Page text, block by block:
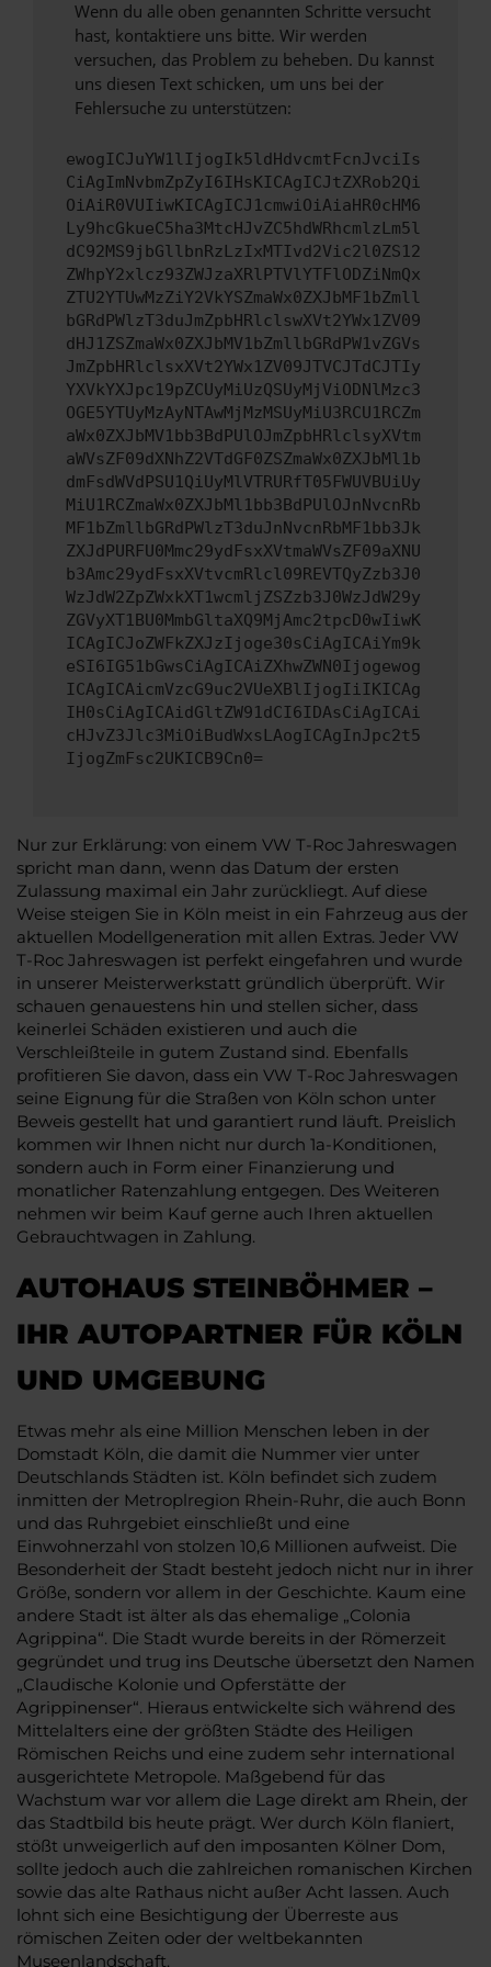
Wenn du alle oben genannten Schritte versucht
hast, kontaktiere uns bitte. Wir werden
versuchen, das Problem zu beheben. Du kannst
uns diesen Text schicken, um uns bei der
Fehlersuche zu unterstützen:
ewogICJuYW1lIjogIk5ldHdvcmtFcnJvciIs
CiAgImNvbmZpZyI6IHsKICAgICJtZXRob2Qi
OiAiR0VUIiwKICAgICJ1cmwiOiAiaHR0cHM6
Ly9hcGkueC5ha3MtcHJvZC5hdWRhcmlzLm5l
dC92MS9jbGllbnRzLzIxMTIvd2Vic2l0ZS12
ZWhpY2xlcz93ZWJzaXRlPTVlYTFlODZiNmQx
ZTU2YTUwMzZiY2VkYSZmaWx0ZXJbMF1bZmll
bGRdPWlzT3duJmZpbHRlclswXVt2YWx1ZV09
dHJ1ZSZmaWx0ZXJbMV1bZmllbGRdPW1vZGVs
JmZpbHRlclsxXVt2YWx1ZV09JTVCJTdCJTIy
YXVkYXJpc19pZCUyMiUzQSUyMjViODNlMzc3
OGE5YTUyMzAyNTAwMjMzMSUyMiU3RCU1RCZm
aWx0ZXJbMV1bb3BdPUlOJmZpbHRlclsyXVtm
aWVsZF09dXNhZ2VTdGF0ZSZmaWx0ZXJbMl1b
dmFsdWVdPSU1QiUyMlVTRURfT05FWUVBUiUy
MiU1RCZmaWx0ZXJbMl1bb3BdPUlOJnNvcnRb
MF1bZmllbGRdPWlzT3duJnNvcnRbMF1bb3Jk
ZXJdPURFU0Mmc29ydFsxXVtmaWVsZF09aXNU
b3Amc29ydFsxXVtvcmRlcl09REVTQyZzb3J0
WzJdW2ZpZWxkXT1wcmljZSZzb3J0WzJdW29y
ZGVyXT1BU0MmbGltaXQ9MjAmc2tpcD0wIiwK
ICAgICJoZWFkZXJzIjoge30sCiAgICAiYm9k
eSI6IG51bGwsCiAgICAiZXhwZWN0Ijogewog
ICAgICAicmVzcG9uc2VUeXBlIjogIiIKICAg
IH0sCiAgICAidGltZW91dCI6IDAsCiAgICAi
cHJvZ3Jlc3MiOiBudWxsLAogICAgInJpc2t5
IjogZmFsc2UKICB9Cn0=
Nur zur Erklärung: von einem VW T-Roc Jahreswagen
spricht man dann, wenn das Datum der ersten
Zulassung maximal ein Jahr zurückliegt. Auf diese
Weise steigen Sie in Köln meist in ein Fahrzeug aus der
aktuellen Modellgeneration mit allen Extras. Jeder VW
T-Roc Jahreswagen ist perfekt eingefahren und wurde
in unserer Meisterwerkstatt gründlich überprüft. Wir
schauen genauestens hin und stellen sicher, dass
keinerlei Schäden existieren und auch die
Verschleißteile in gutem Zustand sind. Ebenfalls
profitieren Sie davon, dass ein VW T-Roc Jahreswagen
seine Eignung für die Straßen von Köln schon unter
Beweis gestellt hat und garantiert rund läuft. Preislich
kommen wir Ihnen nicht nur durch 1a-Konditionen,
sondern auch in Form einer Finanzierung und
monatlicher Ratenzahlung entgegen. Des Weiteren
nehmen wir beim Kauf gerne auch Ihren aktuellen
Gebrauchtwagen in Zahlung.
AUTOHAUS STEINBÖHMER –
IHR AUTOPARTNER FÜR KÖLN
UND UMGEBUNG
Etwas mehr als eine Million Menschen leben in der
Domstadt Köln, die damit die Nummer vier unter
Deutschlands Städten ist. Köln befindet sich zudem
inmitten der Metroplregion Rhein-Ruhr, die auch Bonn
und das Ruhrgebiet einschließt und eine
Einwohnerzahl von stolzen 10,6 Millionen aufweist. Die
Besonderheit der Stadt besteht jedoch nicht nur in ihrer
Größe, sondern vor allem in der Geschichte. Kaum eine
andere Stadt ist älter als das ehemalige „Colonia
Agrippina“. Die Stadt wurde bereits in der Römerzeit
gegründet und trug ins Deutsche übersetzt den Namen
„Claudische Kolonie und Opferstätte der
Agrippinenser“. Hieraus entwickelte sich während des
Mittelalters eine der größten Städte des Heiligen
Römischen Reichs und eine zudem sehr international
ausgerichtete Metropole. Maßgebend für das
Wachstum war vor allem die Lage direkt am Rhein, der
das Stadtbild bis heute prägt. Wer durch Köln flaniert,
stößt unweigerlich auf den imposanten Kölner Dom,
sollte jedoch auch die zahlreichen romanischen Kirchen
sowie das alte Rathaus nicht außer Acht lassen. Auch
lohnt sich eine Besichtigung der Überreste aus
römischen Zeiten oder der weltbekannten
Museenlandschaft.